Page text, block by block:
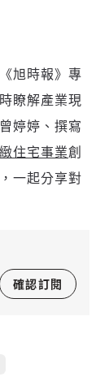
旭時報》專
瞭解產業現
婷婷、撰寫
住宅事業創
一起分享對
確認訂閱